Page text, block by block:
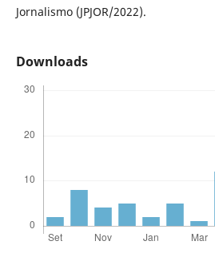
Jornalismo (JPJOR/2022).
Downloads